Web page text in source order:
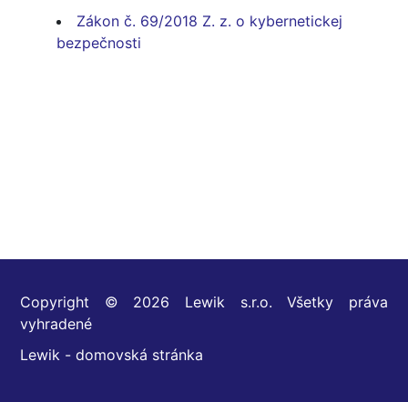
Zákon č. 69/2018 Z. z. o kybernetickej
bezpečnosti
Copyright © 2026 Lewik s.r.o. Všetky práva
vyhradené
Lewik - domovská stránka